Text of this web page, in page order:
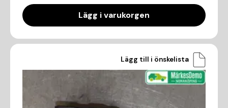
Lägg i varukorgen
Lägg till i önskelista